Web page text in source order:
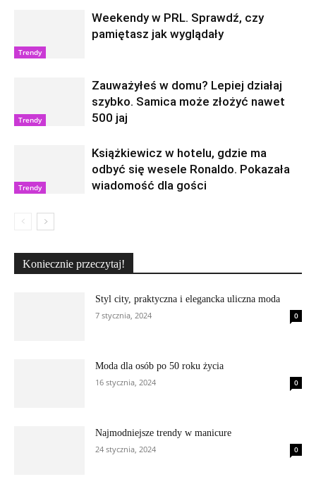
Trendy
Weekendy w PRL. Sprawdź, czy
pamiętasz jak wyglądały
Trendy
Zauważyłeś w domu? Lepiej działaj
szybko. Samica może złożyć nawet
500 jaj
Trendy
Książkiewicz w hotelu, gdzie ma
odbyć się wesele Ronaldo. Pokazała
wiadomość dla gości
Koniecznie przeczytaj!
Styl city, praktyczna i elegancka uliczna moda
7 stycznia, 2024
0
Moda dla osób po 50 roku życia
16 stycznia, 2024
0
Najmodniejsze trendy w manicure
24 stycznia, 2024
0